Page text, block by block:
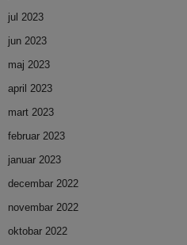
jul 2023
jun 2023
maj 2023
april 2023
mart 2023
februar 2023
januar 2023
decembar 2022
novembar 2022
oktobar 2022